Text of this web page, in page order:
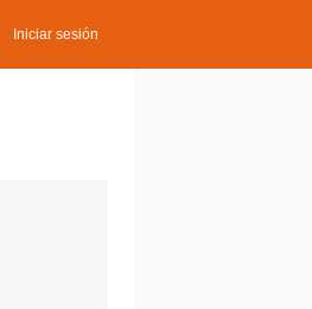
Iniciar sesión